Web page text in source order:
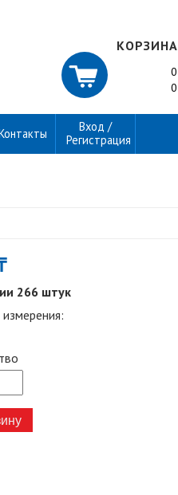
КОРЗИНА
0
0
Вход /
Регистрация
266 штук